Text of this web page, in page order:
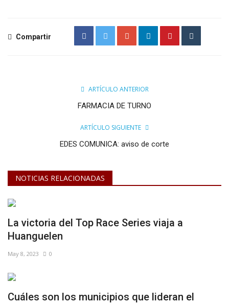
Compartir
ARTÍCULO ANTERIOR
FARMACIA DE TURNO
ARTÍCULO SIGUIENTE
EDES COMUNICA: aviso de corte
NOTICIAS RELACIONADAS
La victoria del Top Race Series viaja a
Huanguelen
May 8, 2023 0
Cuáles son los municipios que lideran el